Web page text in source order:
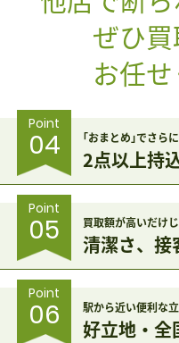
ぜひ
お任
Point
04 ｢おまとめ｣でさら
2点以上持
Point
05 買取額が高いだけ
清潔さ、
Point
06 駅から近い便利な
好立地・全